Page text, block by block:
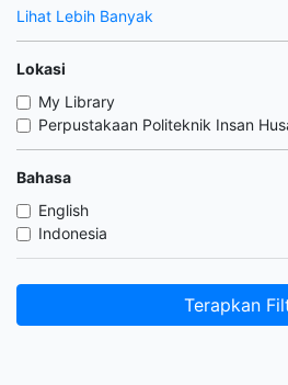
Lihat Lebih Banyak
Lokasi
My Library
Perpustakaan Politeknik Insan
Bahasa
English
Indonesia
Terapkan